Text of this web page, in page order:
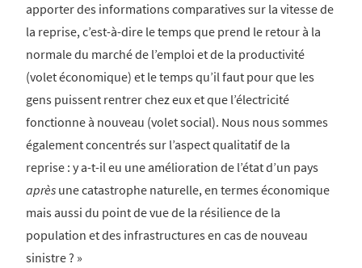
apporter des informations comparatives sur la vitesse de
la reprise, c’est-à-dire le temps que prend le retour à la
normale du marché de l’emploi et de la productivité
(volet économique) et le temps qu’il faut pour que les
gens puissent rentrer chez eux et que l’électricité
fonctionne à nouveau (volet social). Nous nous sommes
également concentrés sur l’aspect qualitatif de la
reprise : y a-t-il eu une amélioration de l’état d’un pays
après une catastrophe naturelle, en termes économique
mais aussi du point de vue de la résilience de la
population et des infrastructures en cas de nouveau
sinistre ? »